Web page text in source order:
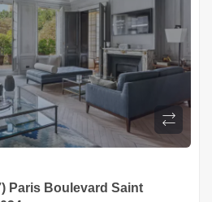
Paris Boulevard Saint